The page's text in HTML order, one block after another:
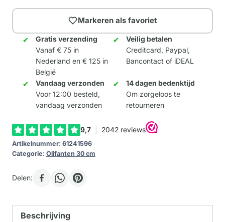
Markeren als favoriet
Gratis verzending
Vanaf € 75 in
Nederland en € 125 in
België
Veilig betalen
Creditcard, Paypal,
Bancontact of iDEAL
Vandaag verzonden
Voor 12:00 besteld,
vandaag verzonden
14 dagen bedenktijd
Om zorgeloos te
retourneren
Artikelnummer: 61241596
Categorie: Olifanten 30 cm
Delen:
Beschrijving